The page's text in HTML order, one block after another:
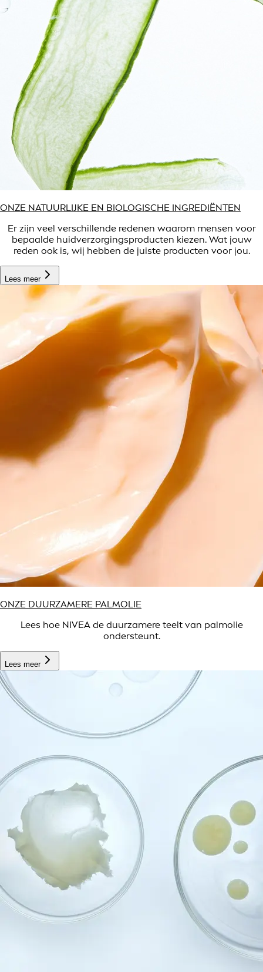
ONZE NATUURLIJKE EN BIOLOGISCHE INGREDIËNTEN
Er zijn veel verschillende redenen waarom mensen voor
bepaalde huidverzorgingsproducten kiezen. Wat jouw
reden ook is, wij hebben de juiste producten voor jou.
Lees meer
ONZE DUURZAMERE PALMOLIE
Lees hoe NIVEA de duurzamere teelt van palmolie
ondersteunt.
Lees meer